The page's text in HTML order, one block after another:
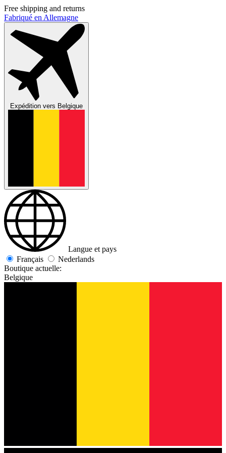
Free shipping and returns
Fabriqué en Allemagne
Expédition vers Belgique
Langue et pays
Français
Nederlands
Boutique actuelle:
Belgique